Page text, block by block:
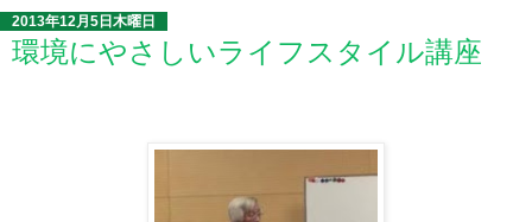
2013年12月5日木曜日
環境にやさしいライフスタイル講座